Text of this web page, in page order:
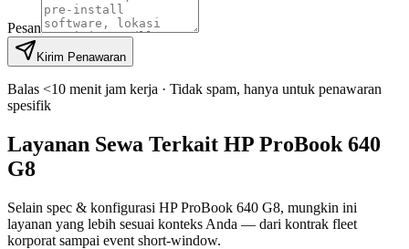
Pesan
Kirim Penawaran
Balas <10 menit jam kerja · Tidak spam, hanya untuk penawaran
spesifik
Layanan Sewa Terkait HP ProBook 640
G8
Selain spec & konfigurasi HP ProBook 640 G8, mungkin ini
layanan yang lebih sesuai konteks Anda — dari kontrak fleet
korporat sampai event short-window.